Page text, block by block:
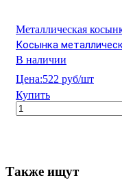
Металлическая
Косынка
В наличии
Цена:522 руб/шт
Купить
Также ищут